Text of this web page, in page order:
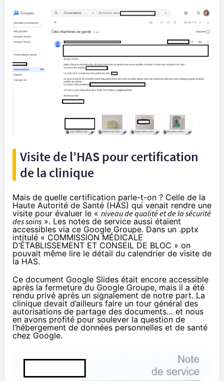
Visite de l’HAS pour certification
de la clinique
Mais de quelle certification parle-t-on ? Celle de la
Haute Autorité de Santé (HAS) qui venait rendre une
visite pour évaluer le « niveau de qualité et de la sécurité
des soins ». Les notes de service aussi étaient
accessibles via ce Google Groupe. Dans un .pptx
intitulé « COMMISSION MÉDICALE
D’ÉTABLISSEMENT ET CONSEIL DE BLOC » on
pouvait même lire le détail du calendrier de visite de
la HAS.
Ce document Google Slides était encore accessible
après la fermeture du Google Groupe, mais il a été
rendu privé après un signalement de notre part. La
clinique devait d’ailleurs faire un tour général des
autorisations de partage des documents… et nous
en avons profité pour soulever la question de
l’hébergement de données personnelles et de santé
chez Google.